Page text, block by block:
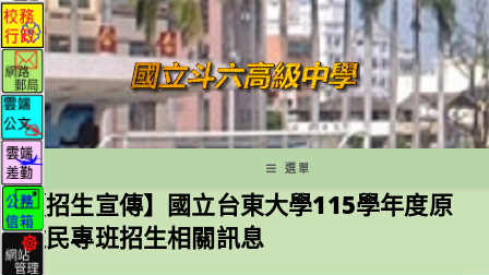
跳
轉
至
主
要
內
容
選單
【招生宣傳】國立台東大學115學年度原
住民專班招生相關訊息